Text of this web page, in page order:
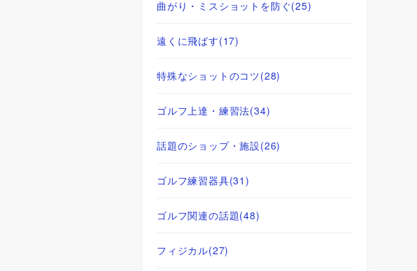
曲がり・ミスショットを防ぐ(25)
遠くに飛ばす(17)
特殊なショットのコツ(28)
ゴルフ上達・練習法(34)
話題のショップ・施設(26)
ゴルフ練習器具(31)
ゴルフ関連の話題(48)
フィジカル(27)